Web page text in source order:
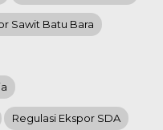
Sawit Batu Bara
Regulasi Ekspor SDA